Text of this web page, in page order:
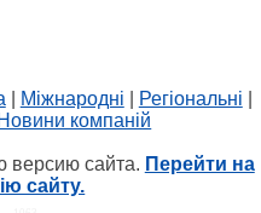
Міжнародні Регіональні
Новини компаній
версию сайта. Перейти на
сайту.